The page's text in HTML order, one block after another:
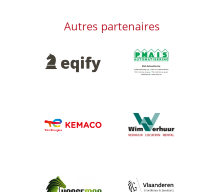
Autres partenaires
Afbeelding Afbeelding
Afbeelding
Afbeelding
Afbeelding Afbeelding